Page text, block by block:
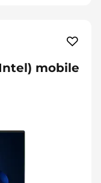
mobile